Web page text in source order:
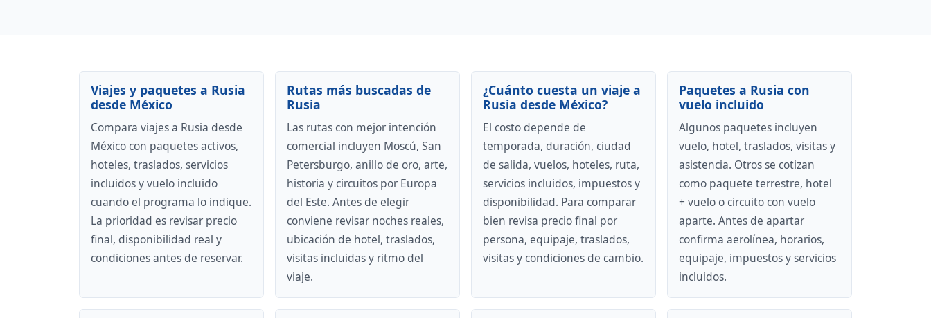
Viajes y paquetes a Rusia
desde México
Compara viajes a Rusia desde
México con paquetes activos,
hoteles, traslados, servicios
incluidos y vuelo incluido
cuando el programa lo indique.
La prioridad es revisar precio
final, disponibilidad real y
condiciones antes de reservar.
Rutas más buscadas de
Rusia
Las rutas con mejor intención
comercial incluyen Moscú, San
Petersburgo, anillo de oro, arte,
historia y circuitos por Europa
del Este. Antes de elegir
conviene revisar noches reales,
ubicación de hotel, traslados,
visitas incluidas y ritmo del
viaje.
¿Cuánto cuesta un viaje a
Rusia desde México?
El costo depende de
temporada, duración, ciudad
de salida, vuelos, hoteles, ruta,
servicios incluidos, impuestos y
disponibilidad. Para comparar
bien revisa precio final por
persona, equipaje, traslados,
visitas y condiciones de cambio.
Paquetes a Rusia con
vuelo incluido
Algunos paquetes incluyen
vuelo, hotel, traslados, visitas y
asistencia. Otros se cotizan
como paquete terrestre, hotel
+ vuelo o circuito con vuelo
aparte. Antes de apartar
confirma aerolínea, horarios,
equipaje, impuestos y servicios
incluidos.